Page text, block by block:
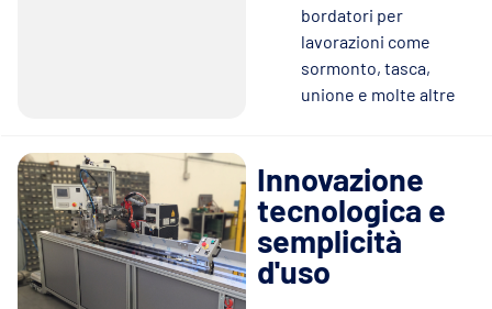
bordatori per
lavorazioni come
sormonto, tasca,
unione e molte altre
Innovazione
tecnologica e
semplicità
d'uso